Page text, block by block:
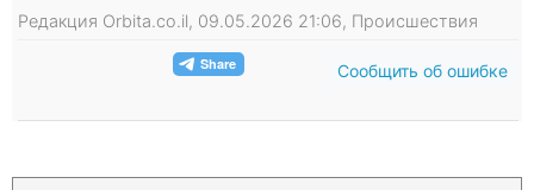
Редакция Orbita.co.il, 09.05.2026 21:06, Происшествия
Сообщить об ошибке